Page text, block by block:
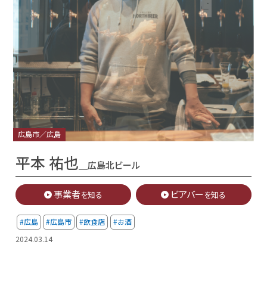
」
広島市／広島
平本 祐也 ＿広島北ビール
事業者を知る ビアバー を知る
#広島 #広島市 #飲食店
#お酒
2024.03.14